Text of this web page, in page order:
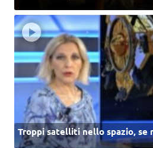
Troppi satelliti nello spazio, se